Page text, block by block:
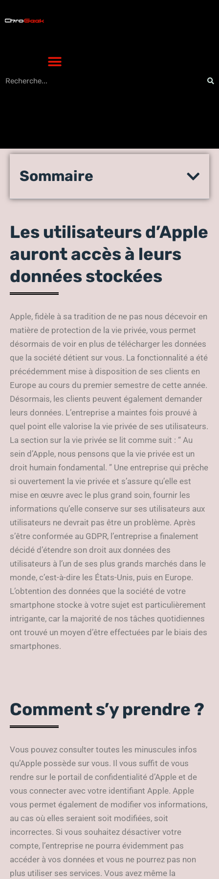
Données d’utilisateur : les
exercer leur droit
Sommaire
Les utilisateurs d’Apple
auront accès à leurs
données stockées
Apple, fidèle à sa tradition de ne pas nous décevoir en
matière de protection de la vie privée, vous permet
désormais de voir en plus de télécharger les données
que la société détient sur vous. La fonctionnalité a été
précédemment mise à disposition de ses clients en
Europe au cours du premier semestre de cette année.
Désormais, les clients peuvent également demander
leurs données. L’entreprise a maintes fois prouvé à
quel point elle valorise la vie privée de ses utilisateurs.
La section sur la vie privée se lit comme suit : “ Au
sein d’Apple, nous pensons que la vie privée est un
droit humain fondamental. ” Une entreprise qui prêche
si ouvertement la vie privée et s’assure qu’elle est
mise en œuvre avec le plus grand soin, fournir les
informations qu’elle conserve sur ses utilisateurs aux
utilisateurs ne devrait pas être un problème. Après
s’être conformée au GDPR, l’entreprise a finalement
décidé d’étendre son droit aux données des
utilisateurs à l’un de ses plus grands marchés dans le
monde, c’est-à-dire les États-Unis, puis en Europe.
L’obtention des données que la société de votre
smartphone stocke à votre sujet est particulièrement
intrigante, car la majorité de nos tâches quotidiennes
ont trouvé un moyen d’être effectuées par le biais des
smartphones.
Comment s’y prendre ?
Vous pouvez consulter toutes les minuscules infos
qu’Apple possède sur vous. Il vous suffit de vous
rendre sur le portail de confidentialité d’Apple et de
vous connecter avec votre identifiant Apple. Apple
vous permet également de modifier vos informations,
au cas où elles seraient soit modifiées, soit
incorrectes. Si vous souhaitez désactiver votre
compte, l’entreprise ne pourra évidemment pas
accéder à vos données et vous ne pourrez pas non
plus utiliser ses services. Vous avez même la